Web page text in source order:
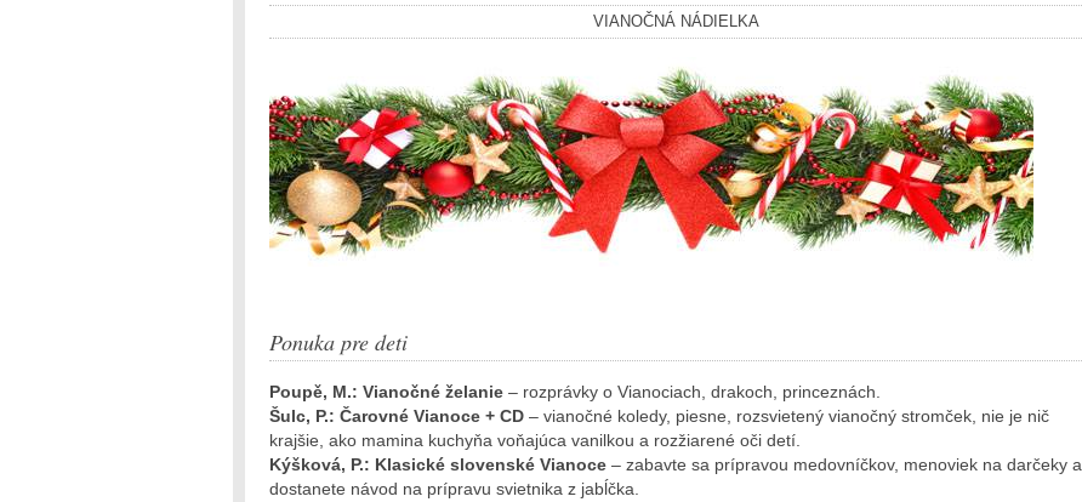
VIANOČNÁ NÁDIELKA
Ponuka pre deti
Poupě, M.: Vianočné želanie – rozprávky o Vianociach, drakoch, princeznách.
Šulc, P.: Čarovné Vianoce + CD – vianočné koledy, piesne, rozsvietený vianočný stromček, nie je nič
krajšie, ako mamina kuchyňa voňajúca vanilkou a rozžiarené oči detí.
Kýšková, P.: Klasické slovenské Vianoce – zabavte sa prípravou medovníčkov, menoviek na darčeky a
dostanete návod na prípravu svietnika z jabĺčka.